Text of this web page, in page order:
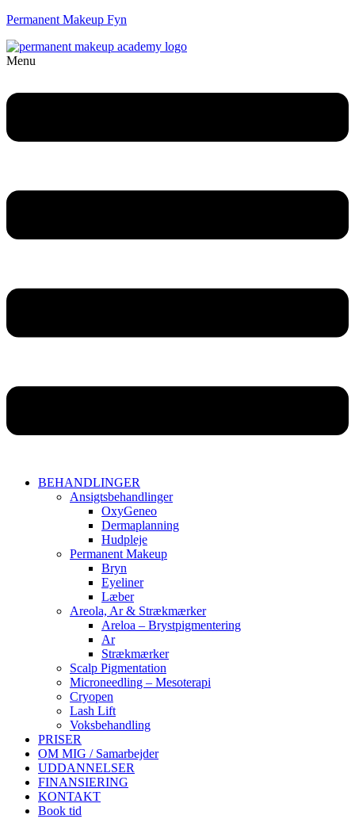
Permanent Makeup Fyn
Menu
BEHANDLINGER
Ansigtsbehandlinger
OxyGeneo
Dermaplanning
Hudpleje
Permanent Makeup
Bryn
Eyeliner
Læber
Areola, Ar & Strækmærker
Areloa – Brystpigmentering
Ar
Strækmærker
Scalp Pigmentation
Microneedling – Mesoterapi
Cryopen
Lash Lift
Voksbehandling
PRISER
OM MIG / Samarbejder
UDDANNELSER
FINANSIERING
KONTAKT
Book tid